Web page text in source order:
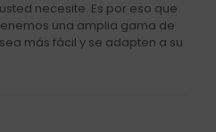
necesite. Es por eso que
una amplia gama de
más fácil y se adapten a su